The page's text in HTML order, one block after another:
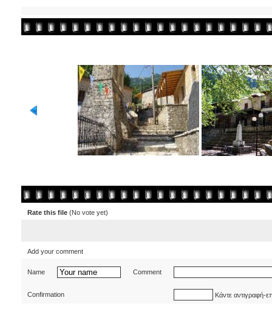
Rate this file (No vote yet)
Add your comment
Name Comment
Confirmation Κάντε αντιγραφή-